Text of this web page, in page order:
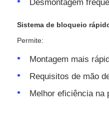
Desmontagem
Sistema de bloqueio
Permite:
Montagem mais
Requisitos de mão
Melhor eficiência na